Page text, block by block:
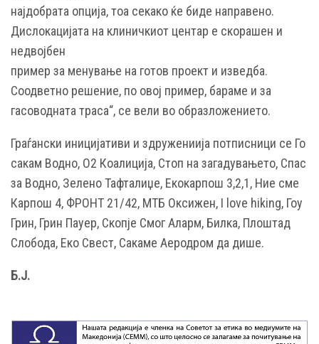
најдобрата опција, тоа секако ќе биде направено.
Дислокацијата на клиничкиот центар е скорашен и
недвојбен
пример за менување на готов проект и изведба.
Соодветно решение, по овој пример, бараме и за
гасоводната траса“, се вели во образложението.
Граѓански иницијативи и здружениија потписници се Го
сакам Водно, О2 Коалиција, Стоп на загадувањето, Спас
за Водно, Зелено Тафталиџе, Екокарпош 3,2,1, Ние сме
Карпош 4, ФРОНТ 21/42, МТБ Оксижен, I love hiking, Гоу
Грин, Грин Пауер, Скопје Смог Аларм, Билка, Плоштад
Слобода, Еко Свест, Сакаме Аеродром да дише.
Б.Ј.